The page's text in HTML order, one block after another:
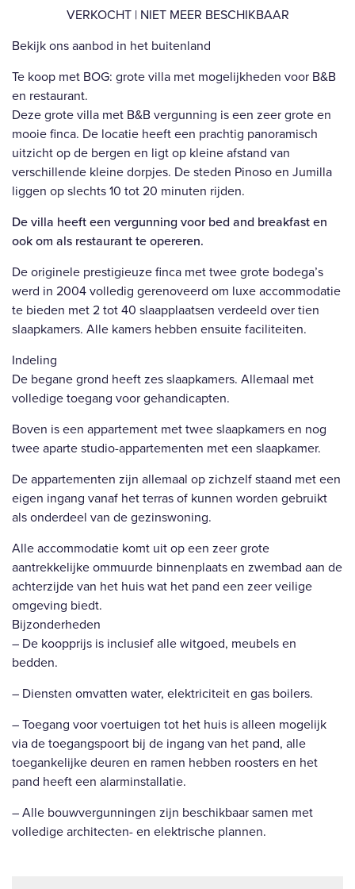
VERKOCHT | NIET MEER BESCHIKBAAR
Bekijk ons aanbod in het buitenland
Te koop met BOG: grote villa met mogelijkheden voor B&B
en restaurant.
Deze grote villa met B&B vergunning is een zeer grote en
mooie finca. De locatie heeft een prachtig panoramisch
uitzicht op de bergen en ligt op kleine afstand van
verschillende kleine dorpjes. De steden Pinoso en Jumilla
liggen op slechts 10 tot 20 minuten rijden.
De villa heeft een vergunning voor bed and breakfast en
ook om als restaurant te opereren.
De originele prestigieuze finca met twee grote bodega’s
werd in 2004 volledig gerenoveerd om luxe accommodatie
te bieden met 2 tot 40 slaapplaatsen verdeeld over tien
slaapkamers. Alle kamers hebben ensuite faciliteiten.
Indeling
De begane grond heeft zes slaapkamers. Allemaal met
volledige toegang voor gehandicapten.
Boven is een appartement met twee slaapkamers en nog
twee aparte studio-appartementen met een slaapkamer.
De appartementen zijn allemaal op zichzelf staand met een
eigen ingang vanaf het terras of kunnen worden gebruikt
als onderdeel van de gezinswoning.
Alle accommodatie komt uit op een zeer grote
aantrekkelijke ommuurde binnenplaats en zwembad aan de
achterzijde van het huis wat het pand een zeer veilige
omgeving biedt.
Bijzonderheden
– De koopprijs is inclusief alle witgoed, meubels en
bedden.
– Diensten omvatten water, elektriciteit en gas boilers.
– Toegang voor voertuigen tot het huis is alleen mogelijk
via de toegangspoort bij de ingang van het pand, alle
toegankelijke deuren en ramen hebben roosters en het
pand heeft een alarminstallatie.
– Alle bouwvergunningen zijn beschikbaar samen met
volledige architecten- en elektrische plannen.